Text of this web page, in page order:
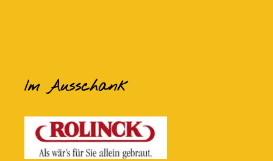
Im Ausschank